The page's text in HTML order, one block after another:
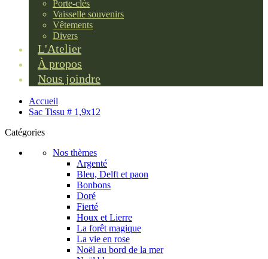
Porte-clés
Vaisselle souvenirs
Vêtements
Divers
L'Atelier
À propos
Nous joindre
Accueil
Sac Tissu # 1,9x12
Catégories
Nos thèmes
Argenté
Bleu, Delft et paon
Bonbons
Doré
Fierté
Houx et Lierre
La forêt magique
La vie en rose
Noël au bord de la mer